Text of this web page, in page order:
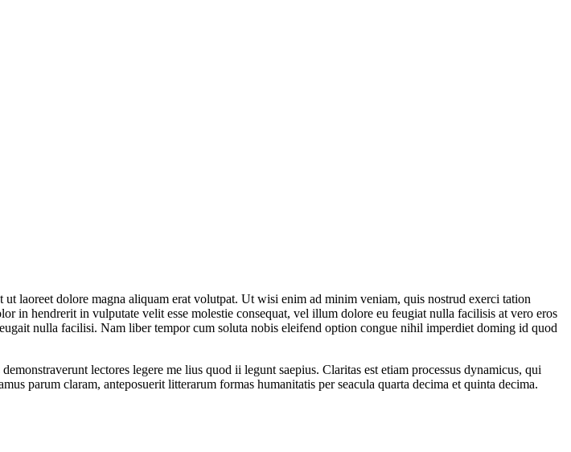
laoreet dolore magna aliquam erat volutpat. Ut wisi enim ad minim veniam, quis nostrud exerci tation
in hendrerit in vulputate velit esse molestie consequat, vel illum dolore eu feugiat nulla facilisis at vero eros
nulla facilisi. Nam liber tempor cum soluta nobis eleifend option congue nihil imperdiet doming id quod
lectores legere me lius quod ii legunt saepius. Claritas est etiam processus dynamicus, qui
parum claram, anteposuerit litterarum formas humanitatis per seacula quarta decima et quinta decima.